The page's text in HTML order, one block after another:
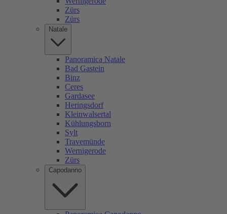
Zürs
Zürs
Natale
Panoramica Natale
Bad Gastein
Binz
Ceres
Gardasee
Heringsdorf
Kleinwalsertal
Kühlungsborn
Sylt
Travemünde
Wernigerode
Zürs
Capodanno